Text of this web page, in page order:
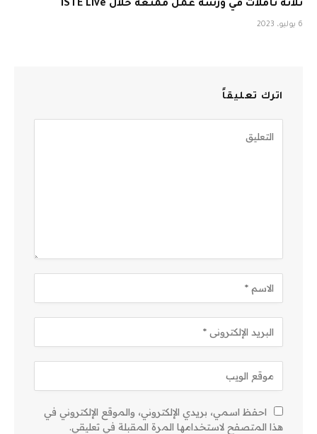
ثلاثة تأملات في ورشة عمل ممتعة خلال ISTE Live
6 يوليو، 2023
اترك تعليقاً
احفظ اسمي، بريدي الإلكتروني، والموقع الإلكتروني في
هذا المتصفح لاستخدامها المرة المقبلة في تعليقي.